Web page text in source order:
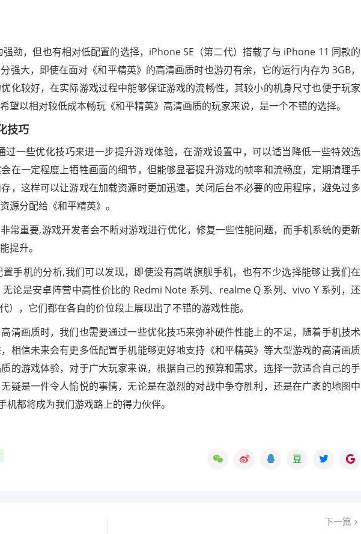
劲，但也有相对低配置的选择，iPhone SE（第二代）搭载了与 iPhone 11 同款的
强大，即使在面对《和平精英》的高清画质时也游刃有余，它的运行内存为 3GB，
化较好，在实际游戏过程中能够保证游戏的流畅性，其较小的机身尺寸也便于玩家
望以相对较低成本畅玩《和平精英》高清画质的玩家来说，是一个不错的选择。
技巧
过一些优化技巧来进一步提升游戏体验，在游戏设置中，可以适当降低一些特效选
在一定程度上牺牲画面的细节，但能够显著提升游戏的帧率和流畅度，定期清理手
，这样可以让游戏在加载资源时更加迅速，关闭后台不必要的应用程序，避免过多
源分配给《和平精英》。
常重要,游戏开发者会不断对游戏进行优化，修复一些性能问题，而手机系统的更新
提升。
手机的分析,我们可以发现，即使没有高端旗舰手机，也有不少选择能够让我们在
无论是安卓阵营中高性价比的 Redmi Note 系列、realme Q 系列、vivo Y 系列，还
），它们都在各自的价位段上展现出了不错的游戏性能。
清画质时，我们也需要通过一些优化技巧来弥补硬件性能上的不足，随着手机技术
相信未来会有更多低配置手机能够更好地支持《和平精英》等大型游戏的高清画质
的游戏体验，对于广大玩家来说，根据自己的预算和需求，选择一款适合自己的手
疑是一件令人愉悦的事情，无论是在激烈的对战中争夺胜利，还是在广袤的地图中
机都将成为我们游戏路上的得力伙伴。
下一篇